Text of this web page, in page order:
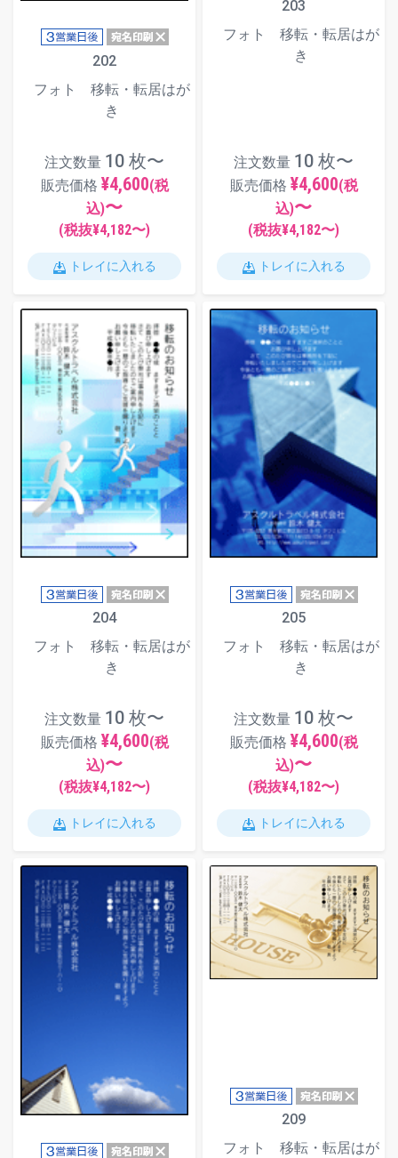
202
フォト 移転・転居はが
き
注文数量 10 枚〜
販売価格 ¥4,600(税
込)〜
(税抜¥4,182〜)
トレイに入れる
203
フォト 移転・転居はが
き
注文数量 10 枚〜
販売価格 ¥4,600(税
込)〜
(税抜¥4,182〜)
トレイに入れる
204
フォト 移転・転居はが
き
注文数量 10 枚〜
販売価格 ¥4,600(税
込)〜
(税抜¥4,182〜)
トレイに入れる
205
フォト 移転・転居はが
き
注文数量 10 枚〜
販売価格 ¥4,600(税
込)〜
(税抜¥4,182〜)
トレイに入れる
209
フォト 移転・転居はが